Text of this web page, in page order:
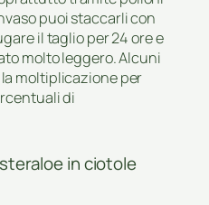
puoi staccarli con
il taglio per 24 ore e
molto leggero. Alcuni
moltiplicazione per
di
in ciotole